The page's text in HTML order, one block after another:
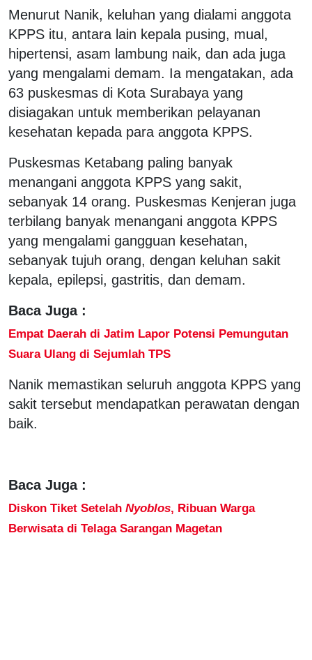
Menurut Nanik, keluhan yang dialami anggota
KPPS itu, antara lain kepala pusing, mual,
hipertensi, asam lambung naik, dan ada juga
yang mengalami demam. Ia mengatakan, ada
63 puskesmas di Kota Surabaya yang
disiagakan untuk memberikan pelayanan
kesehatan kepada para anggota KPPS.
Puskesmas Ketabang paling banyak
menangani anggota KPPS yang sakit,
sebanyak 14 orang. Puskesmas Kenjeran juga
terbilang banyak menangani anggota KPPS
yang mengalami gangguan kesehatan,
sebanyak tujuh orang, dengan keluhan sakit
kepala, epilepsi, gastritis, dan demam.
Baca Juga :
Empat Daerah di Jatim Lapor Potensi Pemungutan
Suara Ulang di Sejumlah TPS
Nanik memastikan seluruh anggota KPPS yang
sakit tersebut mendapatkan perawatan dengan
baik.
Baca Juga :
Diskon Tiket Setelah Nyoblos, Ribuan Warga
Berwisata di Telaga Sarangan Magetan